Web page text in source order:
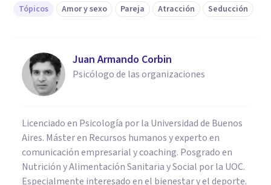
Tópicos Amor y sexo Pareja Atracción Seducción
Juan Armando Corbin
Psicólogo de las organizaciones
Licenciado en Psicología por la Universidad de Buenos
Aires. Máster en Recursos humanos y experto en
comunicación empresarial y coaching. Posgrado en
Nutrición y Alimentación Sanitaria y Social por la UOC.
Especialmente interesado en el bienestar y el deporte.